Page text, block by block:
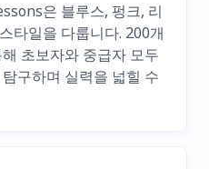
은 블루스, 펑크, 리
타일을 다룹니다. 200개
초보자와 중급자 모두
구하며 실력을 넓힐 수